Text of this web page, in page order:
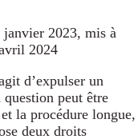
2023, mis à
2024
d’expulser un
question peut être
la procédure longue,
deux droits